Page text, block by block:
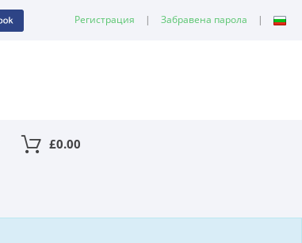
Регистрация | Забравена парола |
£0.00